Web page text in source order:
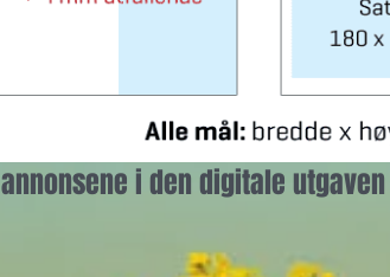
annonsene i den digitale